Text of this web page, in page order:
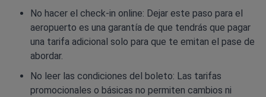
No hacer el check-in online: Dejar este paso para el
aeropuerto es una garantía de que tendrás que pagar
una tarifa adicional solo para que te emitan el pase de
abordar.
No leer las condiciones del boleto: Las tarifas
promocionales o básicas no permiten cambios ni